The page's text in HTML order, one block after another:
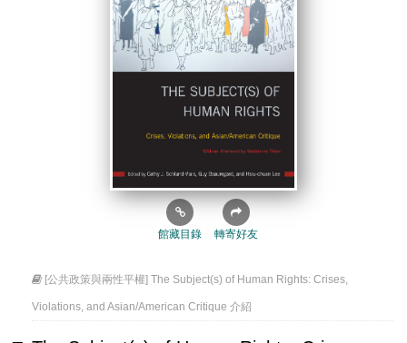
館藏目錄 轉寄好友
[公共政策與兩性平權] The Subject(s) of Human Rights: Crises,
Violations, and Asian/American Critique 介紹